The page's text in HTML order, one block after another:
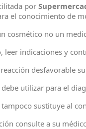
por
el conocimiento de
cosmético no un
leer indicaciones y
desfavorable
debe utilizar para el
sustituye al
consulte a su